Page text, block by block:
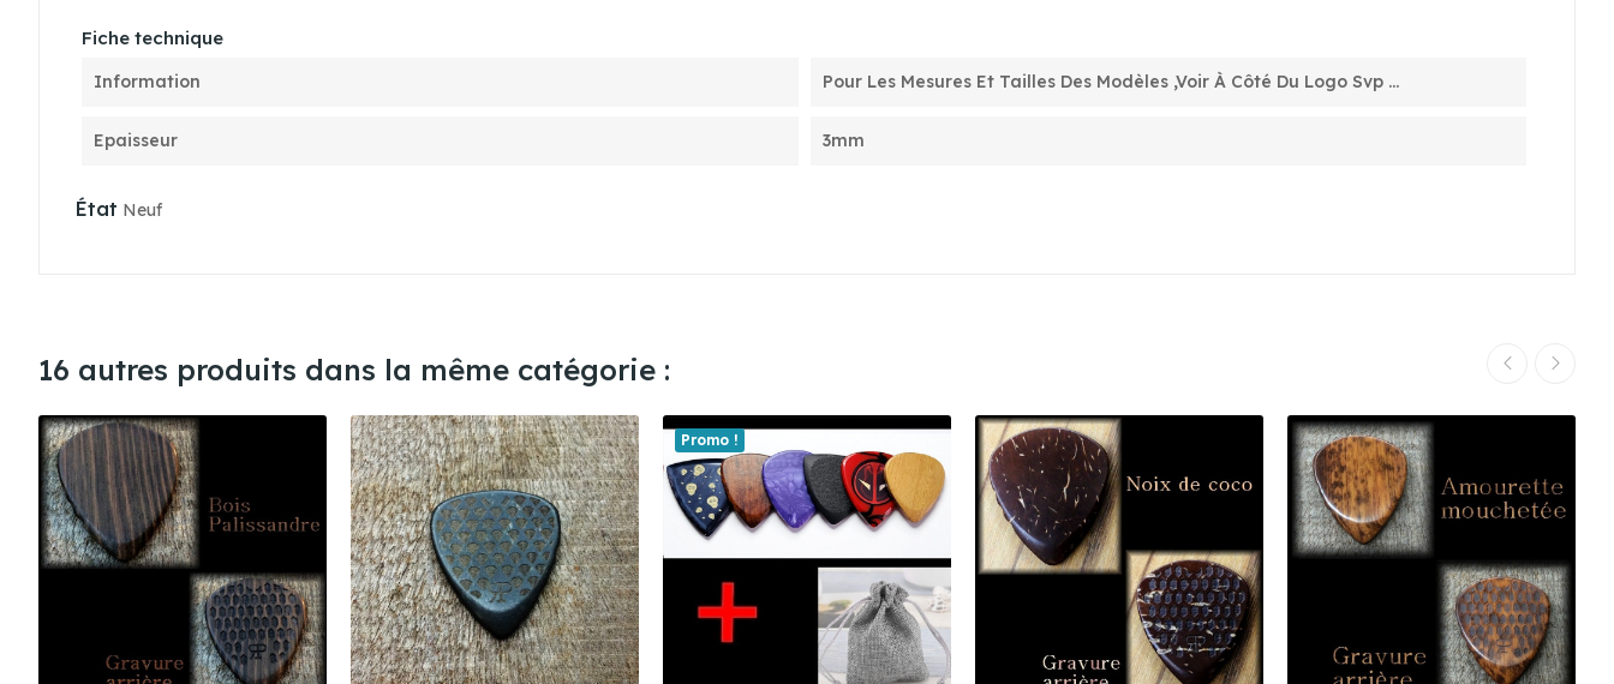
Fiche technique
Information Pour Les Mesures Et Tailles Des Modèles ,voir À Côté Du Logo Svp ...
Epaisseur 3mm
État Neuf
16 autres produits dans la même catégorie :
Promo !